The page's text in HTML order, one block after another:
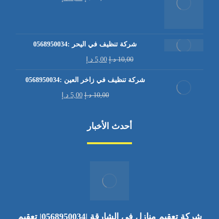
شركة تنظيف في اليحر :0568950034
10,00 د.إ 5,00 د.إ
شركة تنظيف في زاخر العين :0568950034
10,00 د.إ 5,00 د.إ
أحدث الأخبار
شركة تعقيم منازل في الشارقة |0568950034| تعقيم